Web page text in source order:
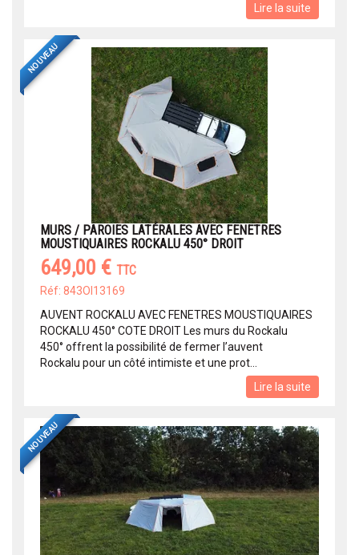
Lire la suite
NOUVEAU
MURS / PAROIES LATÉRALES AVEC FENETRES
MOUSTIQUAIRES ROCKALU 450° DROIT
649,00 € TTC
Réf: 843OI13169
AUVENT ROCKALU AVEC FENETRES MOUSTIQUAIRES
ROCKALU 450° COTE DROIT Les murs du Rockalu
450° offrent la possibilité de fermer l’auvent
Rockalu pour un côté intimiste et une prot...
Lire la suite
NOUVEAU